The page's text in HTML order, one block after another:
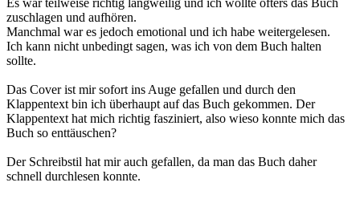
zuschlagen und aufhören.
Manchmal war es jedoch emotional und ich habe weitergelesen.
Ich kann nicht unbedingt sagen, was ich von dem Buch halten
sollte.
Das Cover ist mir sofort ins Auge gefallen und durch den
Klappentext bin ich überhaupt auf das Buch gekommen. Der
Klappentext hat mich richtig fasziniert, also wieso konnte mich das
Buch so enttäuschen?
Der Schreibstil hat mir auch gefallen, da man das Buch daher
schnell durchlesen konnte.